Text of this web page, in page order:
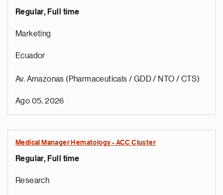
Regular, Full time
Marketing
Ecuador
Av. Amazonas (Pharmaceuticals / GDD / NTO / CTS)
Ago 05, 2026
Medical Manager Hematology - ACC Cluster
Regular, Full time
Research